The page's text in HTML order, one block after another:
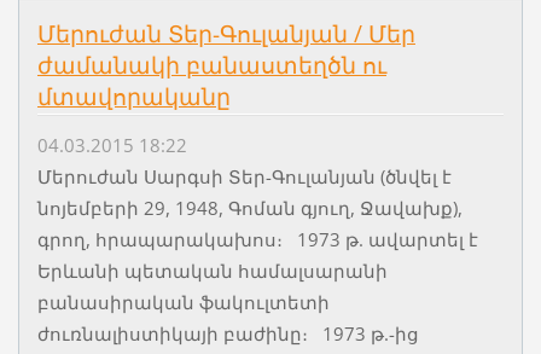
Մերուժան Տեր-Գուլանյան / Մեր
ժամանակի բանաստեղծն ու
մտավորականը
04.03.2015 18:22
Մերուժան Սարգսի Տեր-Գուլանյան (ծնվել է
նոյեմբերի 29, 1948, Գոման գյուղ, Ջավախք),
գրող, հրապարակախոս։ 1973 թ. ավարտել է
Երևանի պետական համալսարանի
բանասիրական ֆակուլտետի
ժուռնալիստիկայի բաժինը։ 1973 թ.-ից